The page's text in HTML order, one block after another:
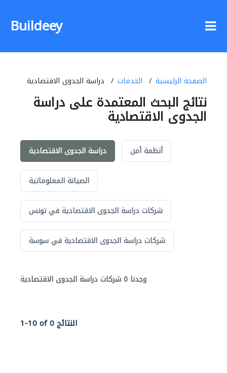
Buildeey
الصفحة الرئيسية الخدمات دراسة الجدوى الاقتصادية
نتائج البحث المعتمدة على دراسة
الجدوى الاقتصادية
دراسة الجدوى الاقتصادية أنظمة أمن
الصيانة المعلوماتية
شركات دراسة الجدوى الاقتصادية في تونس
شركات دراسة الجدوى الاقتصادية في سوسة
وجدنا 0 شركات دراسة الجدوى الاقتصادية
1-10 of 0 النتائج